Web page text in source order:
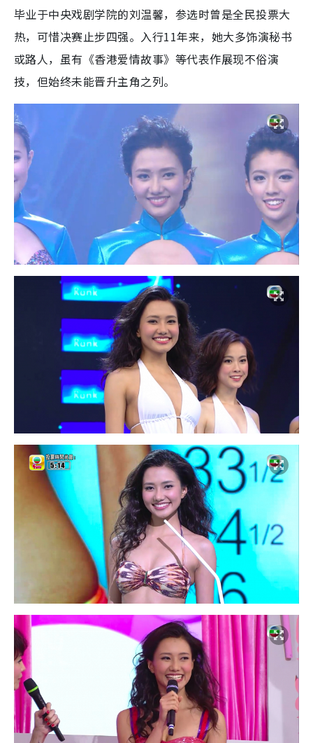
毕业于中央戏剧学院的刘温馨，参选时曾是全民投票大
热，可惜决赛止步四强。入行11年来，她大多饰演秘书
或路人，虽有《香港爱情故事》等代表作展现不俗演
技，但始终未能晋升主角之列。